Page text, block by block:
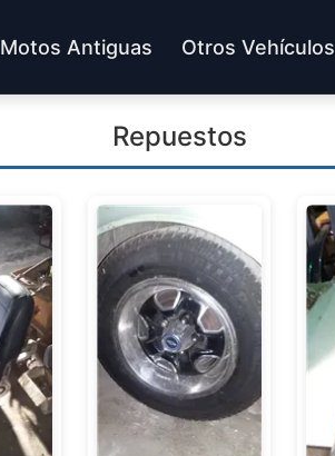
Motos Antiguas Otros Vehículos
Repuestos